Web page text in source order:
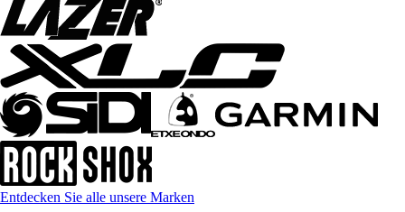
Entdecken Sie alle unsere Marken